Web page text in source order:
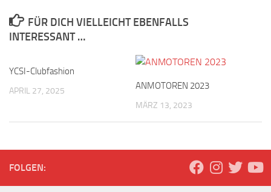
FÜR DICH VIELLEICHT EBENFALLS
INTERESSANT …
YCSI-Clubfashion
APRIL 27, 2025 ANMOTOREN 2023
MÄRZ 13, 2023
FOLGEN: